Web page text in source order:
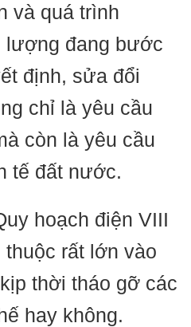
và quá trình
lượng đang bước
định, sửa đổi
chỉ là yêu cầu
còn là yêu cầu
tế đất nước.
hoạch điện VIII
rất lớn vào
thời tháo gỡ các
hay không.